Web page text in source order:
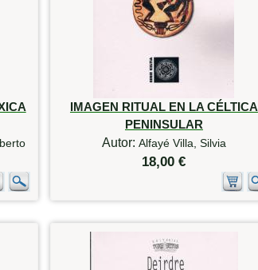
IMAGEN RITUAL EN LA CÉLTICA
PENINSULAR
Autor: Alfayé Villa, Silvia
18,00 €